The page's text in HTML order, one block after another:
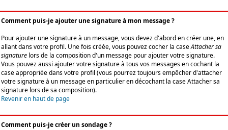
Comment puis-je ajouter une signature à mon message ?
Pour ajouter une signature à un message, vous devez d'abord en créer une, en
allant dans votre profil. Une fois créée, vous pouvez cocher la caseAttacher sa
signature lors de la composition d'un message pour ajouter votre signature.
Vous pouvez aussi ajouter votre signature à tous vos messages en cochant la
case appropriée dans votre profil (vous pourrez toujours empêcher d'attacher
votre signature à un message en particulier en décochant la case Attacher sa
signature lors de sa composition).
Revenir en haut de page
Comment puis-je créer un sondage ?